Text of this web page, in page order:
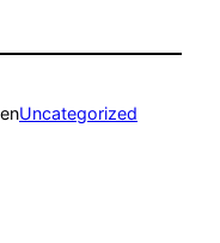
enUncategorized